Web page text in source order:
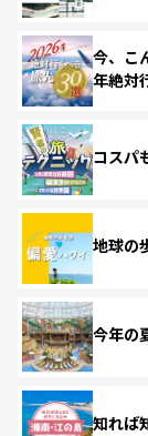
今、こ
年絶対
コスパ
地球の
今年の
知れば